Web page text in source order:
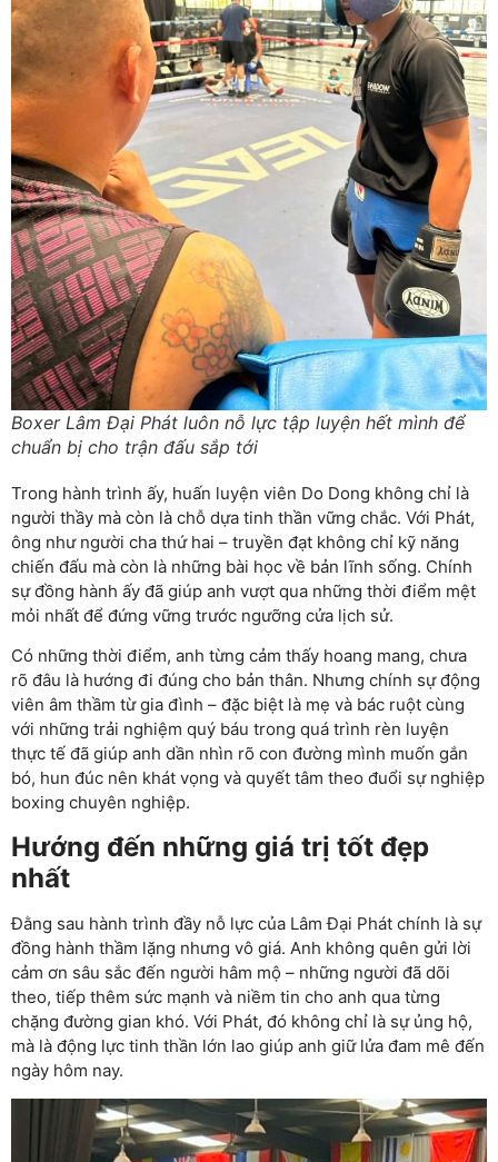
Boxer Lâm Đại Phát luôn nỗ lực tập luyện hết mình để
chuẩn bị cho trận đấu sắp tới
Trong hành trình ấy, huấn luyện viên Do Dong không chỉ là
người thầy mà còn là chỗ dựa tinh thần vững chắc. Với Phát,
ông như người cha thứ hai – truyền đạt không chỉ kỹ năng
chiến đấu mà còn là những bài học về bản lĩnh sống. Chính
sự đồng hành ấy đã giúp anh vượt qua những thời điểm mệt
mỏi nhất để đứng vững trước ngưỡng cửa lịch sử.
Có những thời điểm, anh từng cảm thấy hoang mang, chưa
rõ đâu là hướng đi đúng cho bản thân. Nhưng chính sự động
viên âm thầm từ gia đình – đặc biệt là mẹ và bác ruột cùng
với những trải nghiệm quý báu trong quá trình rèn luyện
thực tế đã giúp anh dần nhìn rõ con đường mình muốn gắn
bó, hun đúc nên khát vọng và quyết tâm theo đuổi sự nghiệp
boxing chuyên nghiệp.
Hướng đến những giá trị tốt đẹp
nhất
Đằng sau hành trình đầy nỗ lực của Lâm Đại Phát chính là sự
đồng hành thầm lặng nhưng vô giá. Anh không quên gửi lời
cảm ơn sâu sắc đến người hâm mộ – những người đã dõi
theo, tiếp thêm sức mạnh và niềm tin cho anh qua từng
chặng đường gian khó. Với Phát, đó không chỉ là sự ủng hộ,
mà là động lực tinh thần lớn lao giúp anh giữ lửa đam mê đến
ngày hôm nay.